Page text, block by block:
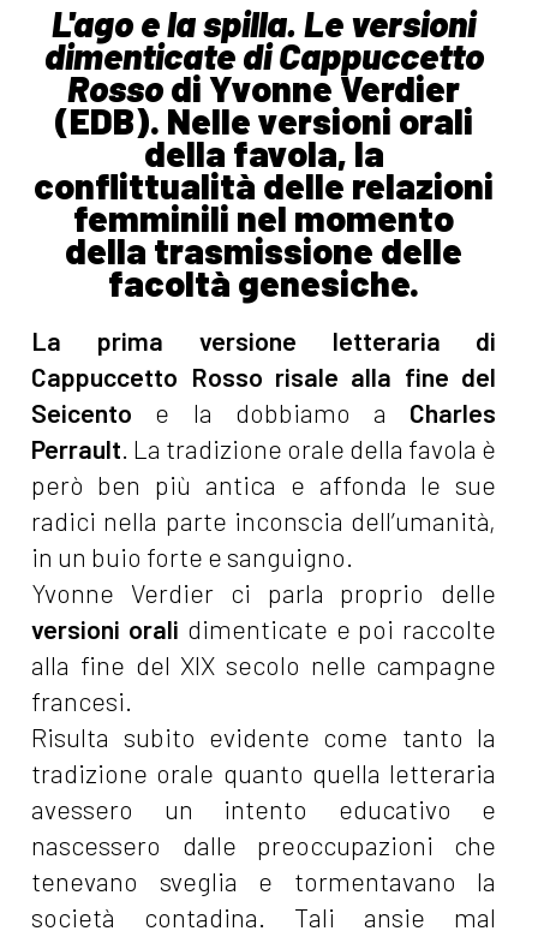
L'ago e la spilla. Le versioni
dimenticate di Cappuccetto
Rossodi Yvonne Verdier
(EDB). Nelle versioni orali
della favola, la
conflittualità delle relazioni
femminili nel momento
della trasmissione delle
facoltà genesiche.
La prima versione letteraria di
Cappuccetto Rosso risale alla fine del
Seicento e la dobbiamo a Charles
Perrault. La tradizione orale della favola è
però ben più antica e affonda le sue
radici nella parte inconscia dell’umanità,
in un buio forte e sanguigno.
Yvonne Verdier ci parla proprio delle
versioni orali dimenticate e poi raccolte
alla fine del XIX secolo nelle campagne
francesi.
Risulta subito evidente come tanto la
tradizione orale quanto quella letteraria
avessero un intento educativo e
nascessero dalle preoccupazioni che
tenevano sveglia e tormentavano la
società contadina. Tali ansie mal